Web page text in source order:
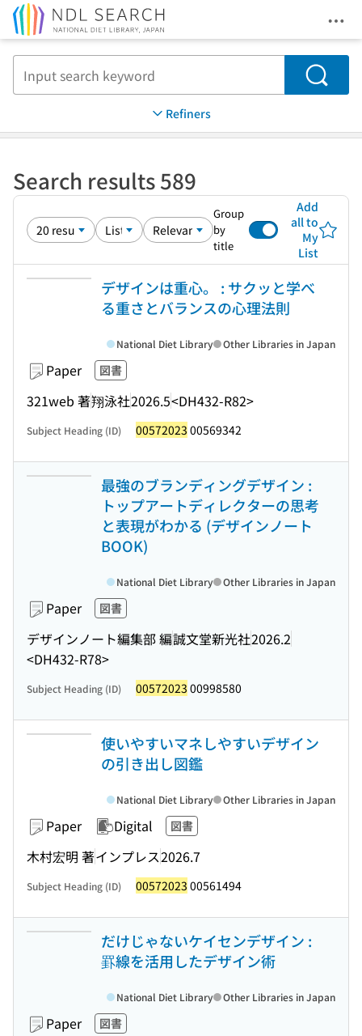
Search
Refiners
Search results 589
Group
by
title
Add
all to
My
List
デザインは重心。 : サクッと学べ
る重さとバランスの心理法則
Paper 図書
321web 著翔泳社2026.5<DH432-R82>
National Diet Library Other Libraries in Japan
Subject Heading (ID) 00572023 00569342
最強のブランディングデザイン :
トップアートディレクターの思考
と表現がわかる (デザインノート
BOOK)
Paper 図書
デザインノート編集部 編誠文堂新光社2026.2
<DH432-R78>
National Diet Library Other Libraries in Japan
Subject Heading (ID) 00572023 00998580
使いやすいマネしやすいデザイン
の引き出し図鑑
Paper Digital 図書
木村宏明 著インプレス2026.7
National Diet Library Other Libraries in Japan
Subject Heading (ID) 00572023 00561494
だけじゃないケイセンデザイン :
罫線を活用したデザイン術
Paper 図書
National Diet Library Other Libraries in Japan